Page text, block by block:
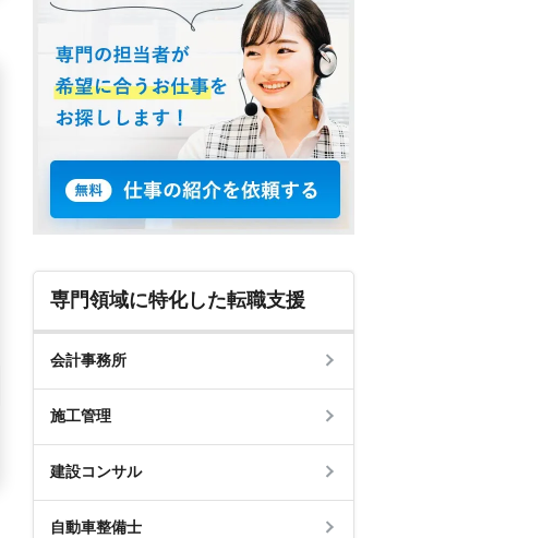
専門領域に特化した転職支援
会計事務所
施工管理
建設コンサル
自動車整備士